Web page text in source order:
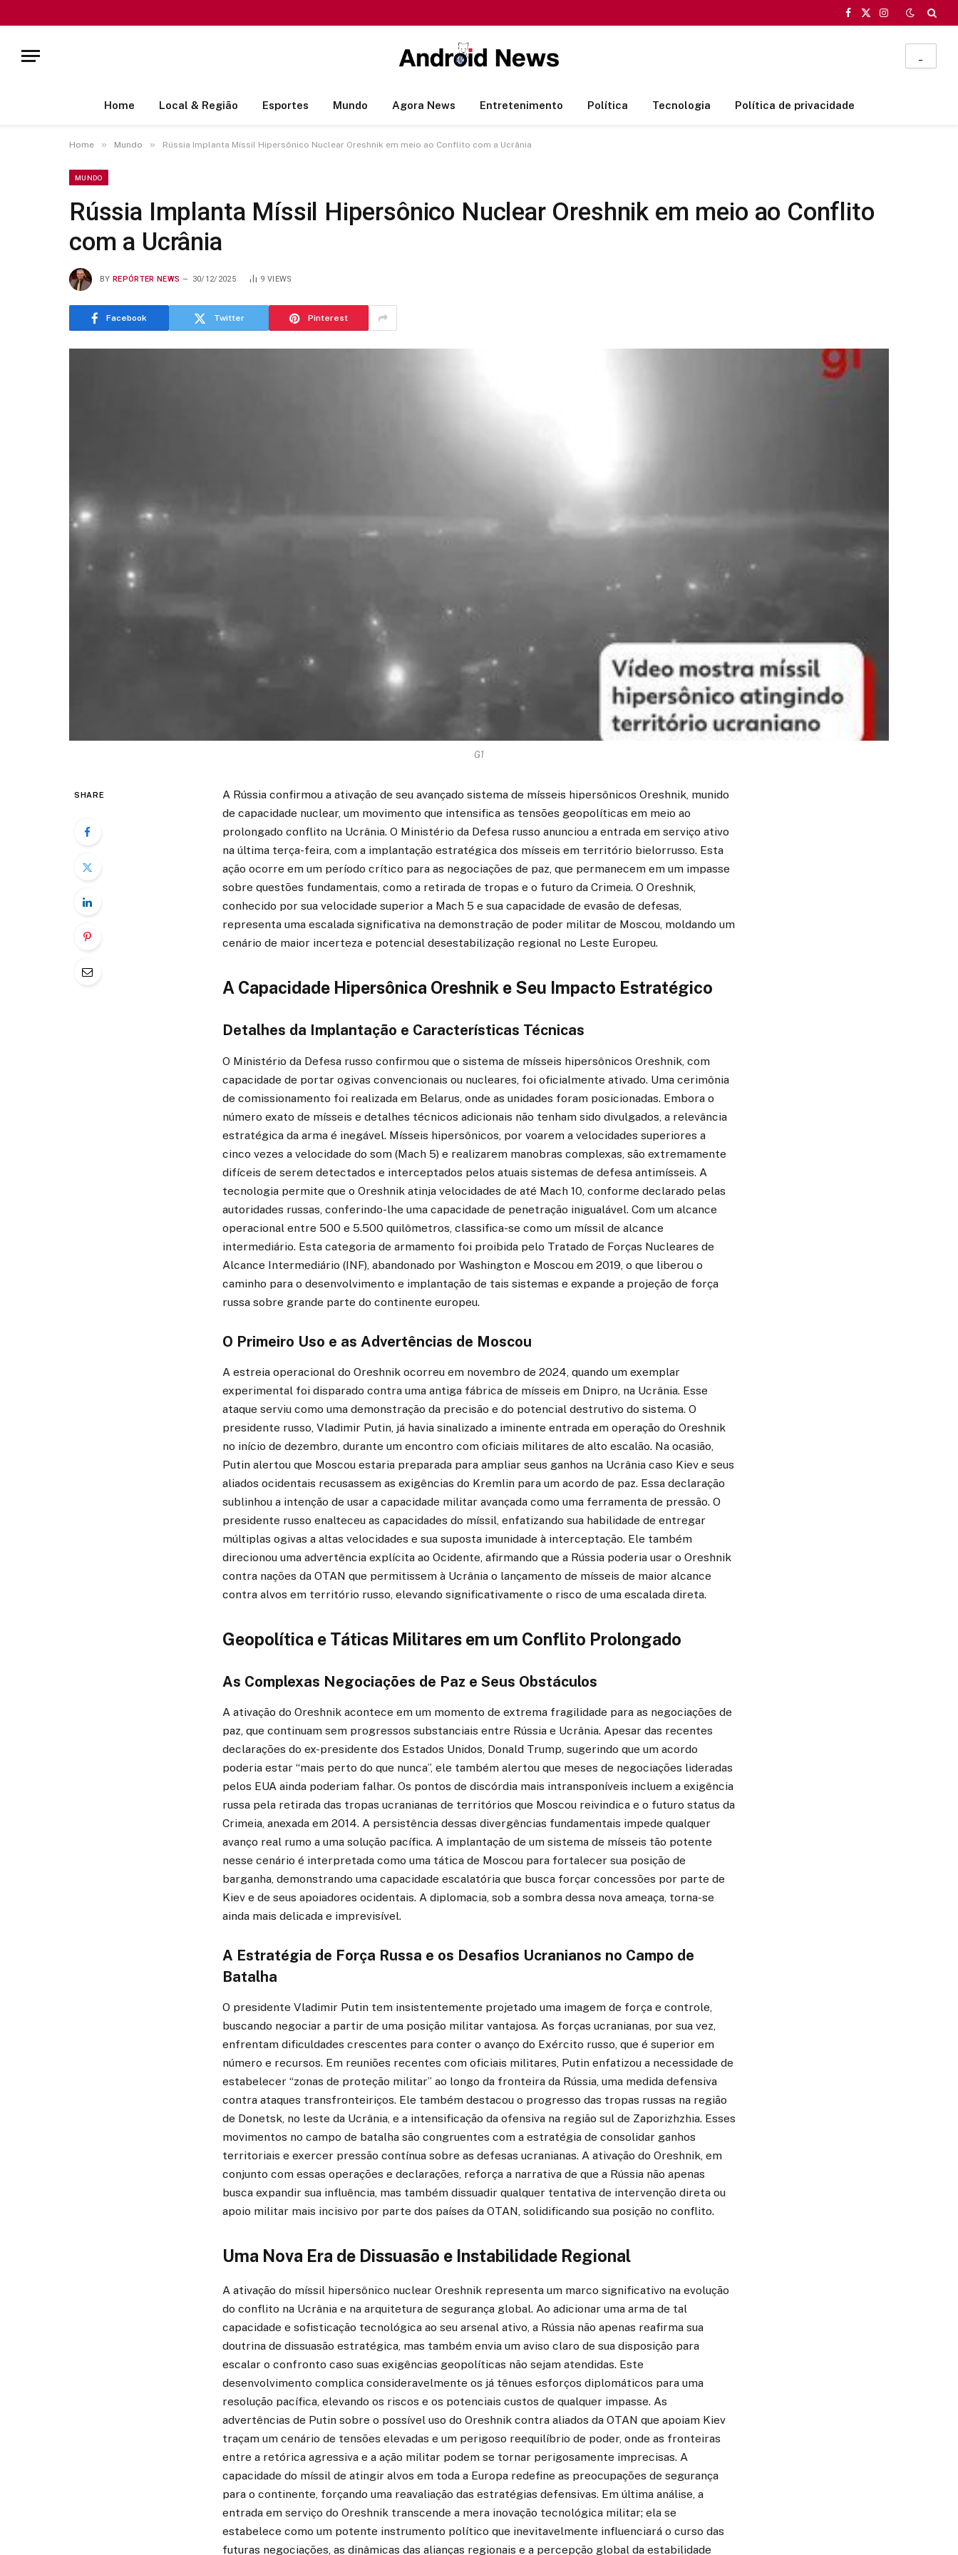
Facebook
X
Instagram
Home Local & Região Esportes Mundo Agora News Entretenimento Política Tecnologia Política de privacidade
Home » Mundo » Rússia Implanta Míssil Hipersônico Nuclear Oreshnik em meio ao Conflito com a Ucrânia
MUNDO
Rússia Implanta Míssil Hipersônico Nuclear Oreshnik em meio ao Conflito
com a Ucrânia
BY REPÓRTER NEWS 30/12/2025 9 VIEWS
Facebook Twitter Pinterest
G1
SHARE
A Rússia confirmou a ativação de seu avançado sistema de mísseis hipersônicos Oreshnik, munido
de capacidade nuclear, um movimento que intensifica as tensões geopolíticas em meio ao
prolongado conflito na Ucrânia. O Ministério da Defesa russo anunciou a entrada em serviço ativo
na última terça-feira, com a implantação estratégica dos mísseis em território bielorrusso. Esta
ação ocorre em um período crítico para as negociações de paz, que permanecem em um impasse
sobre questões fundamentais, como a retirada de tropas e o futuro da Crimeia. O Oreshnik,
conhecido por sua velocidade superior a Mach 5 e sua capacidade de evasão de defesas,
representa uma escalada significativa na demonstração de poder militar de Moscou, moldando um
cenário de maior incerteza e potencial desestabilização regional no Leste Europeu.
A Capacidade Hipersônica Oreshnik e Seu Impacto Estratégico
Detalhes da Implantação e Características Técnicas
O Ministério da Defesa russo confirmou que o sistema de mísseis hipersônicos Oreshnik, com
capacidade de portar ogivas convencionais ou nucleares, foi oficialmente ativado. Uma cerimônia
de comissionamento foi realizada em Belarus, onde as unidades foram posicionadas. Embora o
número exato de mísseis e detalhes técnicos adicionais não tenham sido divulgados, a relevância
estratégica da arma é inegável. Mísseis hipersônicos, por voarem a velocidades superiores a
cinco vezes a velocidade do som (Mach 5) e realizarem manobras complexas, são extremamente
difíceis de serem detectados e interceptados pelos atuais sistemas de defesa antimísseis. A
tecnologia permite que o Oreshnik atinja velocidades de até Mach 10, conforme declarado pelas
autoridades russas, conferindo-lhe uma capacidade de penetração inigualável. Com um alcance
operacional entre 500 e 5.500 quilômetros, classifica-se como um míssil de alcance
intermediário. Esta categoria de armamento foi proibida pelo Tratado de Forças Nucleares de
Alcance Intermediário (INF), abandonado por Washington e Moscou em 2019, o que liberou o
caminho para o desenvolvimento e implantação de tais sistemas e expande a projeção de força
russa sobre grande parte do continente europeu.
O Primeiro Uso e as Advertências de Moscou
A estreia operacional do Oreshnik ocorreu em novembro de 2024, quando um exemplar
experimental foi disparado contra uma antiga fábrica de mísseis em Dnipro, na Ucrânia. Esse
ataque serviu como uma demonstração da precisão e do potencial destrutivo do sistema. O
presidente russo, Vladimir Putin, já havia sinalizado a iminente entrada em operação do Oreshnik
no início de dezembro, durante um encontro com oficiais militares de alto escalão. Na ocasião,
Putin alertou que Moscou estaria preparada para ampliar seus ganhos na Ucrânia caso Kiev e seus
aliados ocidentais recusassem as exigências do Kremlin para um acordo de paz. Essa declaração
sublinhou a intenção de usar a capacidade militar avançada como uma ferramenta de pressão. O
presidente russo enalteceu as capacidades do míssil, enfatizando sua habilidade de entregar
múltiplas ogivas a altas velocidades e sua suposta imunidade à interceptação. Ele também
direcionou uma advertência explícita ao Ocidente, afirmando que a Rússia poderia usar o Oreshnik
contra nações da OTAN que permitissem à Ucrânia o lançamento de mísseis de maior alcance
contra alvos em território russo, elevando significativamente o risco de uma escalada direta.
Geopolítica e Táticas Militares em um Conflito Prolongado
As Complexas Negociações de Paz e Seus Obstáculos
A ativação do Oreshnik acontece em um momento de extrema fragilidade para as negociações de
paz, que continuam sem progressos substanciais entre Rússia e Ucrânia. Apesar das recentes
declarações do ex-presidente dos Estados Unidos, Donald Trump, sugerindo que um acordo
poderia estar “mais perto do que nunca”, ele também alertou que meses de negociações lideradas
pelos EUA ainda poderiam falhar. Os pontos de discórdia mais intransponíveis incluem a exigência
russa pela retirada das tropas ucranianas de territórios que Moscou reivindica e o futuro status da
Crimeia, anexada em 2014. A persistência dessas divergências fundamentais impede qualquer
avanço real rumo a uma solução pacífica. A implantação de um sistema de mísseis tão potente
nesse cenário é interpretada como uma tática de Moscou para fortalecer sua posição de
barganha, demonstrando uma capacidade escalatória que busca forçar concessões por parte de
Kiev e de seus apoiadores ocidentais. A diplomacia, sob a sombra dessa nova ameaça, torna-se
ainda mais delicada e imprevisível.
A Estratégia de Força Russa e os Desafios Ucranianos no Campo de
Batalha
O presidente Vladimir Putin tem insistentemente projetado uma imagem de força e controle,
buscando negociar a partir de uma posição militar vantajosa. As forças ucranianas, por sua vez,
enfrentam dificuldades crescentes para conter o avanço do Exército russo, que é superior em
número e recursos. Em reuniões recentes com oficiais militares, Putin enfatizou a necessidade de
estabelecer “zonas de proteção militar” ao longo da fronteira da Rússia, uma medida defensiva
contra ataques transfronteiriços. Ele também destacou o progresso das tropas russas na região
de Donetsk, no leste da Ucrânia, e a intensificação da ofensiva na região sul de Zaporizhzhia. Esses
movimentos no campo de batalha são congruentes com a estratégia de consolidar ganhos
territoriais e exercer pressão contínua sobre as defesas ucranianas. A ativação do Oreshnik, em
conjunto com essas operações e declarações, reforça a narrativa de que a Rússia não apenas
busca expandir sua influência, mas também dissuadir qualquer tentativa de intervenção direta ou
apoio militar mais incisivo por parte dos países da OTAN, solidificando sua posição no conflito.
Uma Nova Era de Dissuasão e Instabilidade Regional
A ativação do míssil hipersônico nuclear Oreshnik representa um marco significativo na evolução
do conflito na Ucrânia e na arquitetura de segurança global. Ao adicionar uma arma de tal
capacidade e sofisticação tecnológica ao seu arsenal ativo, a Rússia não apenas reafirma sua
doutrina de dissuasão estratégica, mas também envia um aviso claro de sua disposição para
escalar o confronto caso suas exigências geopolíticas não sejam atendidas. Este
desenvolvimento complica consideravelmente os já tênues esforços diplomáticos para uma
resolução pacífica, elevando os riscos e os potenciais custos de qualquer impasse. As
advertências de Putin sobre o possível uso do Oreshnik contra aliados da OTAN que apoiam Kiev
traçam um cenário de tensões elevadas e um perigoso reequilíbrio de poder, onde as fronteiras
entre a retórica agressiva e a ação militar podem se tornar perigosamente imprecisas. A
capacidade do míssil de atingir alvos em toda a Europa redefine as preocupações de segurança
para o continente, forçando uma reavaliação das estratégias defensivas. Em última análise, a
entrada em serviço do Oreshnik transcende a mera inovação tecnológica militar; ela se
estabelece como um potente instrumento político que inevitavelmente influenciará o curso das
futuras negociações, as dinâmicas das alianças regionais e a percepção global da estabilidade